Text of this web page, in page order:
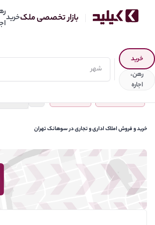
بازار تخصصی ملکخرید
انتخاب نوع آگهی
خرید
رهن،
اجاره
خرید و فروش املاک اداری و تجاری در سوهانک تهران